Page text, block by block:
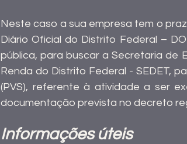
Neste caso a sua empresa tem o
Diário Oficial do Distrito Federal –
pública, para buscar a Secretaria de
Renda do Distrito Federal - SEDET,
(PVS), referente à atividade a ser
documentação prevista no decreto
Informações úteis